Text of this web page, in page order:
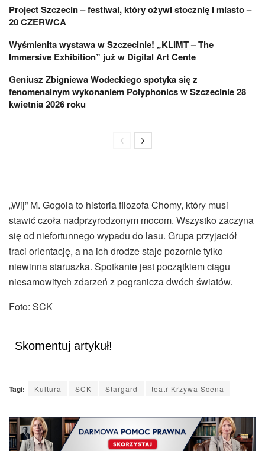
Project Szczecin – festiwal, który ożywi stocznię i miasto –
20 CZERWCA
Wyśmienita wystawa w Szczecinie! „KLIMT – The
Immersive Exhibition” już w Digital Art Cente
Geniusz Zbigniewa Wodeckiego spotyka się z
fenomenalnym wykonaniem Polyphonics w Szczecinie 28
kwietnia 2026 roku
„Wij” M. Gogola to historia filozofa Chomy, który musi
stawić czoła nadprzyrodzonym mocom. Wszystko zaczyna
się od niefortunnego wypadu do lasu. Grupa przyjaciół
traci orientację, a na ich drodze staje pozornie tylko
niewinna staruszka. Spotkanie jest początkiem ciągu
niesamowitych zdarzeń z pogranicza dwóch światów.
Foto: SCK
Skomentuj artykuł!
Tagi: Kultura SCK Stargard teatr Krzywa Scena